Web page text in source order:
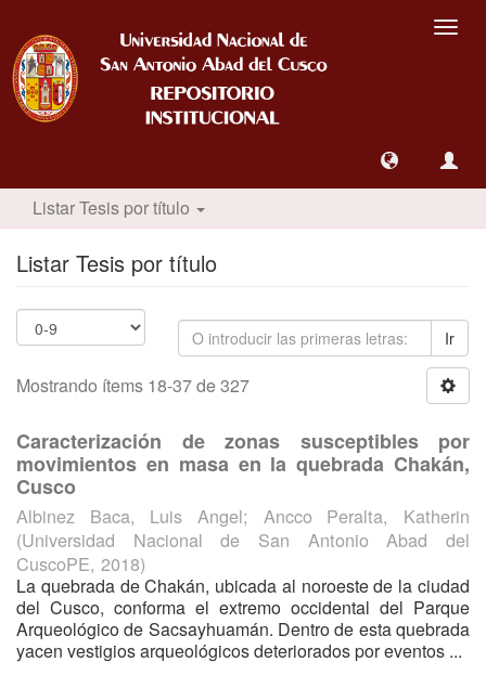
Listar Tesis por título
Listar Tesis por título
Ir
Mostrando ítems 18-37 de 327
Caracterización de zonas susceptibles por
movimientos en masa en la quebrada Chakán,
Cusco
Albinez Baca, Luis Angel; Ancco Peralta, Katherin
(Universidad Nacional de San Antonio Abad del
CuscoPE, 2018)
La quebrada de Chakán, ubicada al noroeste de la ciudad
del Cusco, conforma el extremo occidental del Parque
Arqueológico de Sacsayhuamán. Dentro de esta quebrada
yacen vestigios arqueológicos deteriorados por eventos ...